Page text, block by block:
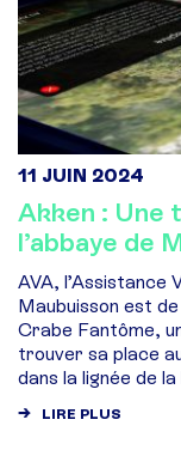
11 JUIN 2024
Akken : Une
l’abbaye de
AVA, l’Assistance
Maubuisson est
Crabe Fantôme,
trouver sa place
dans la lignée de
LIRE PLUS